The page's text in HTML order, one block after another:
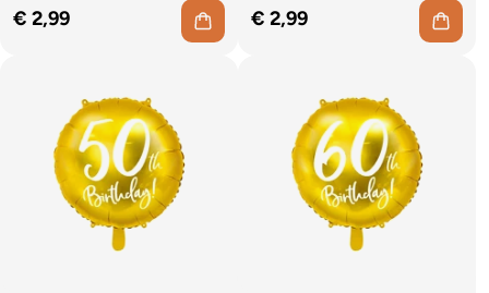
€ 2,99 € 2,99